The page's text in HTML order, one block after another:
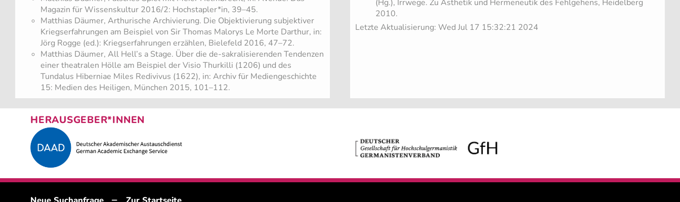
Magazin für Wissenskultur 2016/2: Hochstapler*in, 39–45.
Matthias Däumer, Arthurische Archivierung. Die Objektivierung subjektiver
Kriegserfahrungen am Beispiel von Sir Thomas Malorys Le Morte Darthur, in:
Jörg Rogge (ed.): Kriegserfahrungen erzählen, Bielefeld 2016, 47–72.
Matthias Däumer, All Hell’s a Stage. Über die de-sakralisierenden Tendenzen
einer theatralen Hölle am Beispiel der Visio Thurkilli (1206) und des
Tundalus Hiberniae Miles Redivivus (1622), in: Archiv für Mediengeschichte
15: Medien des Heiligen, München 2015, 101–112.
(Hg.), Irrwege. Zu Ästhetik und Hermeneutik des Fehlgehens, Heidelberg
2010.
Letzte Aktualisierung: Wed Jul 17 15:32:21 2024
HERAUSGEBER*INNEN